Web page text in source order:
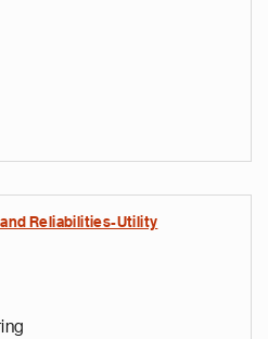
Reliabilities-Utility